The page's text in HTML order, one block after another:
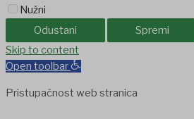
Nužni
Odustani
Spremi
holiganbetHoliganbet
Skip to content
Open toolbar
Pristupačnost web stranica